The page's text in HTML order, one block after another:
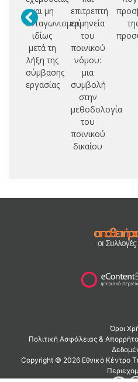
και μη
ανταγωνισμού
ιδίως
μετά τη
λήξη της
σύμβασης
εργασίας
επιτρεπτή
ερμηνεία
του
ποινικού
νόμου:
μια
συμβολή
στην
μεθοδολογία
του
ποινικού
δικαίου